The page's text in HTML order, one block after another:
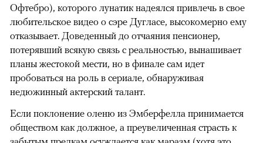
Офтебро), которого лунатик надеялся привлечь в свое
любительское видео о сэре Дугласе, высокомерно ему
отказывает. Доведенный до отчаяния пенсионер,
потерявший всякую связь с реальностью, вынашивает
планы жестокой мести, но в финале сам идет
пробоваться на роль в сериале, обнаруживая
недюжинный актерский талант.
Если поклонение оленю из Эмберфелла принимается
обществом как должное, а преувеличенная страсть к